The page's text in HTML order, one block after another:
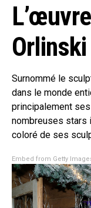
Orlinski
Surnommé le
dans le monde
principalement ses
nombreuses stars
coloré de ses
Embed from Getty